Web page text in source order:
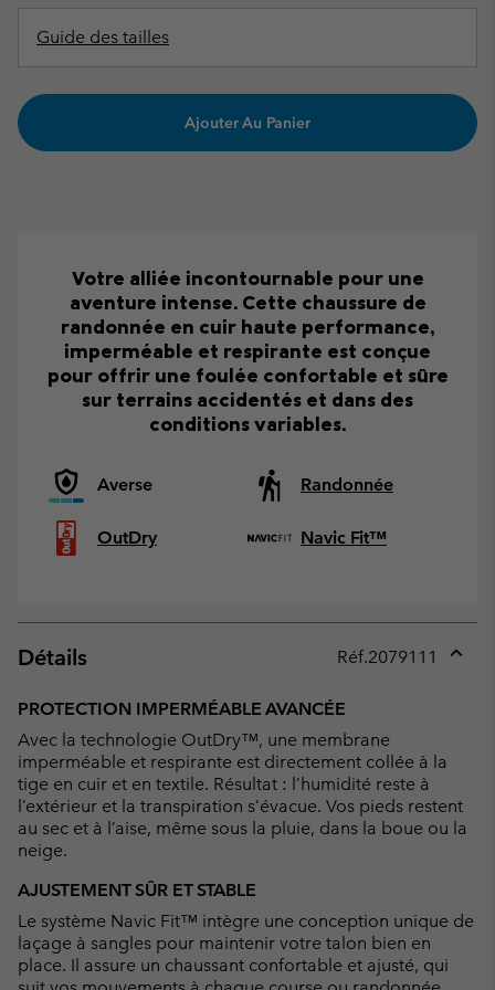
Guide des tailles
Ajouter Au Panier
Votre alliée incontournable pour une
aventure intense. Cette chaussure de
randonnée en cuir haute performance,
imperméable et respirante est conçue
pour offrir une foulée confortable et sûre
sur terrains accidentés et dans des
conditions variables.
Averse Randonnée
OutDry Navic Fit™
Détails Réf.2079111
PROTECTION IMPERMÉABLE AVANCÉE
Avec la technologie OutDry™, une membrane
imperméable et respirante est directement collée à la
tige en cuir et en textile. Résultat : l’humidité reste à
l’extérieur et la transpiration s’évacue. Vos pieds restent
au sec et à l’aise, même sous la pluie, dans la boue ou la
neige.
AJUSTEMENT SÛR ET STABLE
Le système Navic Fit™ intègre une conception unique de
laçage à sangles pour maintenir votre talon bien en
place. Il assure un chaussant confortable et ajusté, qui